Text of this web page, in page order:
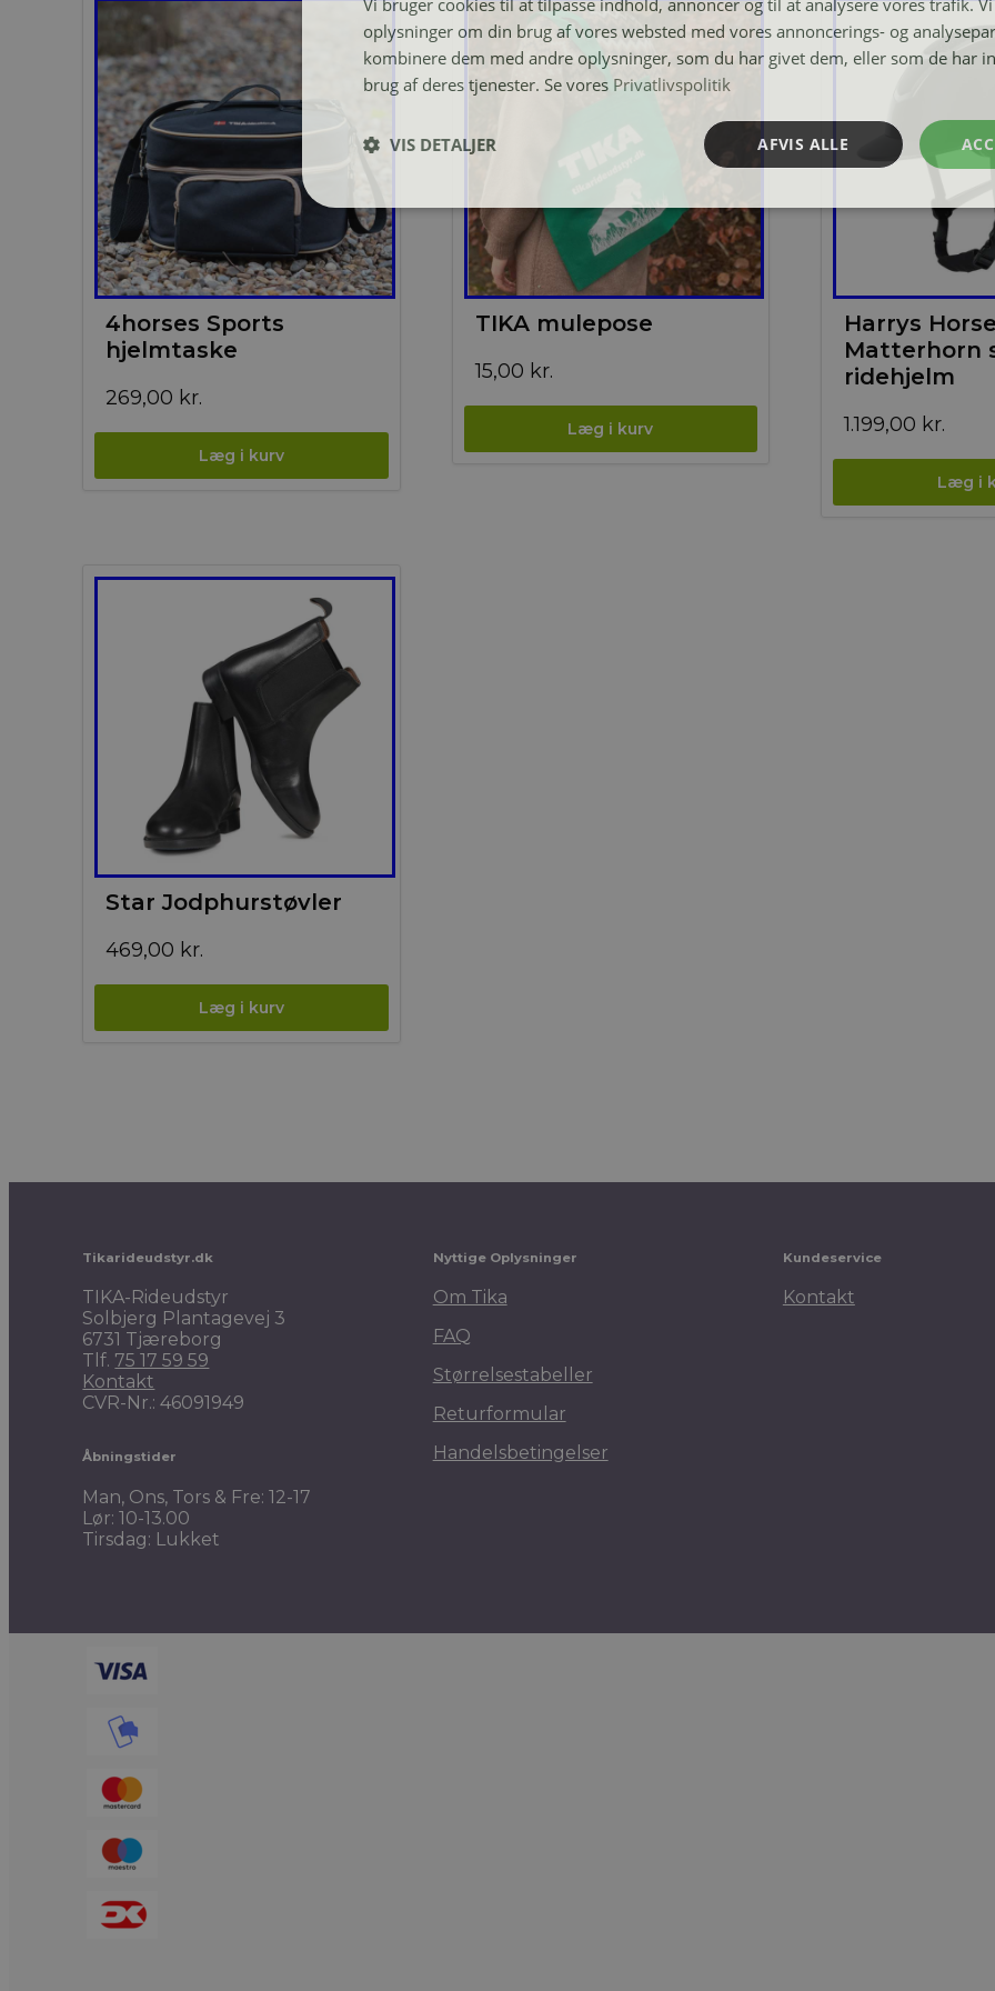
4horses Sports
hjelmtaske
269,00 kr.
TIKA mulepose
15,00 kr.
Harrys
Matterhorn
ridehjelm
1.199,00 kr.
Star Jodphurstøvler
469,00 kr.
Tikarideudstyr.dk
TIKA-Rideudstyr
Solbjerg Plantagevej 3
6731 Tjæreborg
Tlf. 75 17 59 59
Kontakt
CVR-Nr.: 46091949
Åbningstider
Man, Ons, Tors & Fre: 12-17
Lør: 10-13.00
Tirsdag: Lukket
Nyttige Oplysninger
Om Tika
FAQ
Størrelsestabeller
Returformular
Handelsbetingelser
Kundeservice
Kontakt
Vi bruger cookies til at tilpasse indhold, annoncer og til at analysere vores trafik.
oplysninger om din brug af vores websted med vores annoncerings- og
kombinere dem med andre oplysninger, som du har givet dem, eller som de har
brug af deres tjenester. Se vores Privatlivspolitik
AFVIS ALLE
VIS DETALJER